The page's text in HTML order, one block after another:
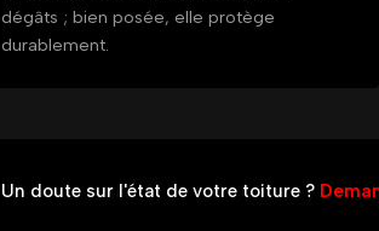
dégâts ; bien posée, elle protège
durablement.
Un doute sur l'état de votre toiture ?